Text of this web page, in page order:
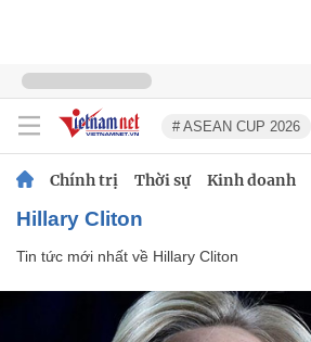
# ASEAN CUP 2026
Chính trị Thời sự Kinh doanh
Hillary Cliton
Tin tức mới nhất về Hillary Cliton